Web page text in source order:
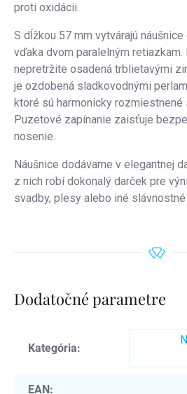
proti oxidácii.
S dĺžkou 57 mm vytvárajú
vďaka dvom paralelným retiazkam.
nepretržite osadená trblietavými
je ozdobená sladkovodnými
ktoré sú harmonicky rozmiestnené
Puzetové zapínanie zaisťuje
nosenie.
Náušnice dodávame v elegantnej
z nich robí dokonalý darček pre
svadby, plesy alebo iné
Dodatočné parametre
Kategória:
EAN: